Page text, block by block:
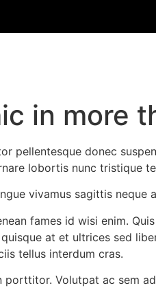
in more
pellentesque donec
lobortis nunc tristique
vivamus sagittis neque
fames id wisi enim.
at et ultrices sed
tellus interdum cras.
Volutpat ac sem